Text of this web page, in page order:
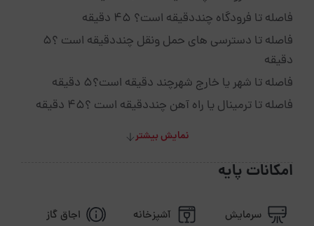
فاصله تا فرودگاه چنددقیقه است؟ 45 دقیقه
فاصله تا دسترسی های حمل ونقل چنددقیقه است ؟5
دقیقه
فاصله تا شهر یا خارج شهرچند دقیقه است؟5 دقیقه
فاصله تا ترمینال یا راه آهن چنددقیقه است ؟45 دقیقه
نمایش بیشتر
امکانات پایه
سرمایش آشپزخانه اجاق گاز